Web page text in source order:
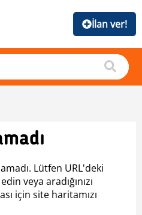
İlan ver!
Lütfen URL'deki
veya aradığınızı
için site haritamızı